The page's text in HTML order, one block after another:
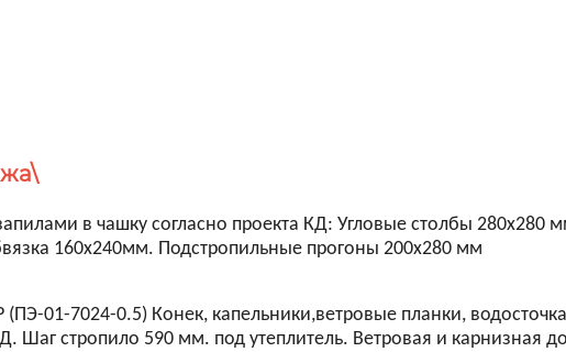
в чашку согласно проекта КД: Угловые столбы 280х280
160х240мм. Подстропильные прогоны 200х280 мм
01-7024-0.5) Конек, капельники,ветровые планки,
Шаг стропило 590 мм. под утеплитель. Ветровая и карнизная